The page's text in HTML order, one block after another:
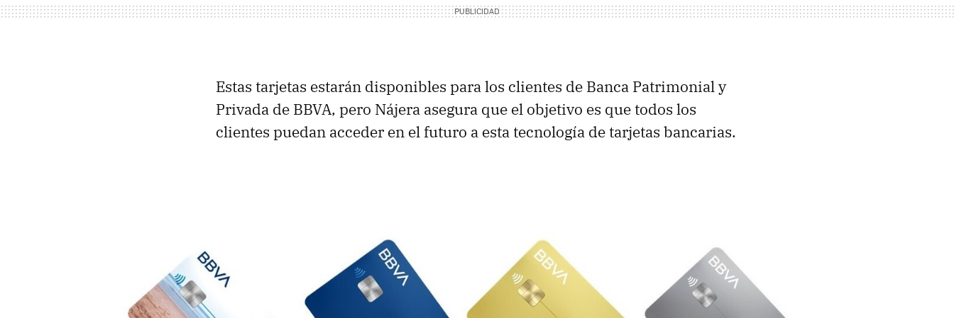
Estas tarjetas estarán disponibles para los clientes de Banca Patrimonial y
Privada de BBVA, pero Nájera asegura que el objetivo es que todos los
clientes puedan acceder en el futuro a esta tecnología de tarjetas bancarias.